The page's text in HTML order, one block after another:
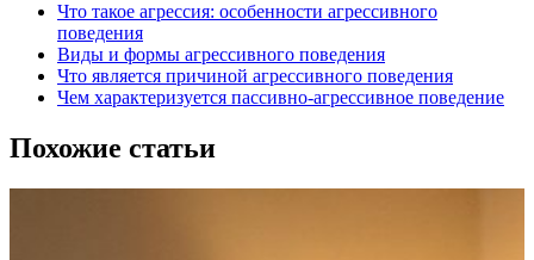
Что такое агрессия: особенности агрессивного
поведения
Виды и формы агрессивного поведения
Что является причиной агрессивного поведения
Чем характеризуется пассивно-агрессивное поведение
Похожие статьи